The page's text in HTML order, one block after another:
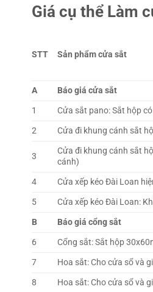
Giá cụ thể Làm
STT Sản phẩm cửa sắt
A
Báo giá cửa sắt
1
Cửa sắt pano: Sắt hộp
2
Cửa đi khung cánh sắt
3
Cửa đi khung cánh sắt
cánh)
4 Cửa xếp kéo Đài Loan
5
Cửa xếp kéo Đài Loan:
B
Báo giá cổng sắt
6
Cổng sắt: Sắt hộp
7
Hoa sắt: Cho cửa sổ và
8
Hoa sắt: Cho cửa sổ và